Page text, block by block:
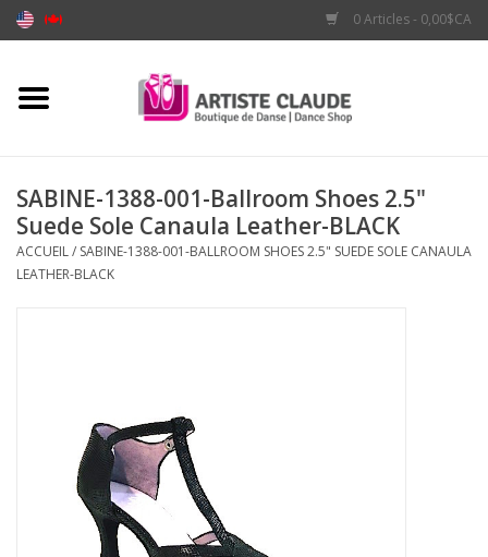
0 Articles - 0,00$CA
Accueil
Vêtements
SABINE-1388-001-Ballroom Shoes 2.5"
Suede Sole Canaula Leather-BLACK
ACCUEIL/ SABINE-1388-001-BALLROOM SHOES 2.5" SUEDE SOLE CANAULA
LEATHER-BLACK